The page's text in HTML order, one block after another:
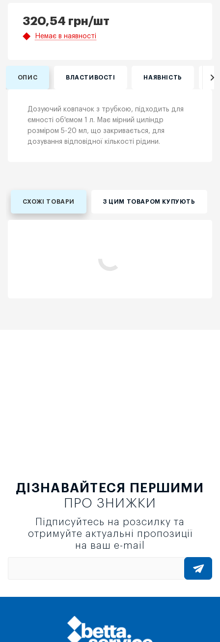
320,54 грн/шт
Немає в наявності
ОПИС ВЛАСТИВОСТІ НАЯВНІСТЬ
Дозуючий ковпачок з трубкою, підходить для
ємності об'ємом 1 л. Має мірний циліндр
розміром 5-20 мл, що закривається, для
дозування відповідної кількості рідини.
СХОЖІ ТОВАРИ З ЦИМ ТОВАРОМ КУПУЮТЬ
ДІЗНАВАЙТЕСЯ ПЕРШИМИ
ПРО ЗНИЖКИ
Підписуйтесь на розсилку та
отримуйте актуальні пропозиції
на ваш e-mail